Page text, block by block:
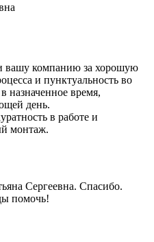
вашу компанию за хорошую
и пунктуальность во
назначенное время,
день.
в работе и
монтаж.
Сергеевна. Спасибо.
помочь!